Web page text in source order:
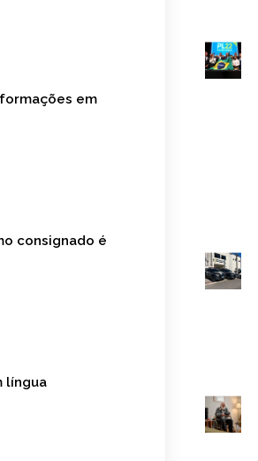
em
consignado é
língua